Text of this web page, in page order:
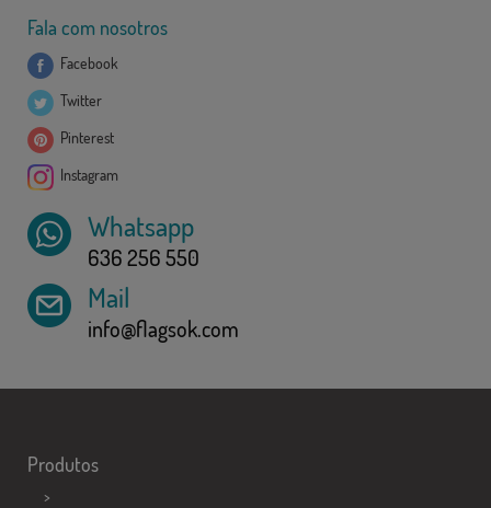
Fala com nosotros
Facebook
Twitter
Pinterest
Instagram
Whatsapp
636 256 550
Mail
info@flagsok.com
Produtos
>